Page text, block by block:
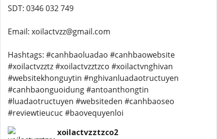
SDT: 0346 032 749
Email: xoilactvzz@gmail.com
Hashtags: #canhbaoluadao #canhbaowebsite
#xoilactvzztz #xoilactvzztzco #xoilactvnghivan
#websitekhonguytin #nghivanluadaotructuyen
#canhbaonguoidung #antoanthongtin
#luadaotructuyen #websiteden #canhbaoseo
#reviewtieucuc #baovequyenloi
xoilactvzztzco2